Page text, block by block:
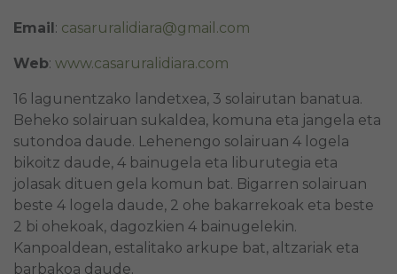
Email: casaruralidiara@gmail.com
Web: www.casaruralidiara.com
16 lagunentzako landetxea, 3 solairutan banatua.
Beheko solairuan sukaldea, komuna eta jangela eta
sutondoa daude. Lehenengo solairuan 4 logela
bikoitz daude, 4 bainugela eta liburutegia eta
jolasak dituen gela komun bat. Bigarren solairuan
beste 4 logela daude, 2 ohe bakarrekoak eta beste
2 bi ohekoak, dagozkien 4 bainugelekin.
Kanpoaldean, estalitako arkupe bat, altzariak eta
barbakoa daude.